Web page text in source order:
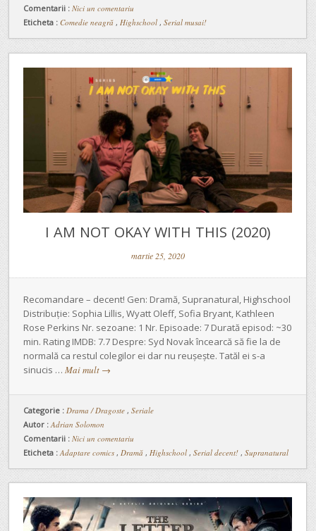
Comentarii : Nici un comentariu
Eticheta : Comedie neagră , Highschool , Serial musai!
I AM NOT OKAY WITH THIS (2020)
martie 25, 2020
Recomandare – decent! Gen: Dramă, Supranatural, Highschool
Distribuție: Sophia Lillis, Wyatt Oleff, Sofia Bryant, Kathleen
Rose Perkins Nr. sezoane: 1 Nr. Episoade: 7 Durată episod: ~30
min. Rating IMDB: 7.7 Despre: Syd Novak încearcă să fie la de
normală ca restul colegilor ei dar nu reușește. Tatăl ei s-a
sinucis … Mai mult →
Categorie : Drama / Dragoste , Seriale
Autor : Adrian Solomon
Comentarii : Nici un comentariu
Eticheta : Adaptare comics , Dramă , Highschool , Serial decent! , Supranatural